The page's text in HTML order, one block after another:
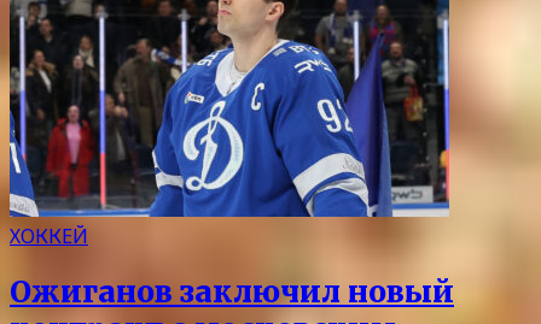
ХОККЕЙ
Ожиганов заключил новый